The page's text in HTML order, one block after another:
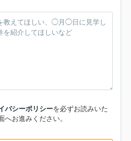
バシーポリシーを必ずお読みいた
へお進みください。